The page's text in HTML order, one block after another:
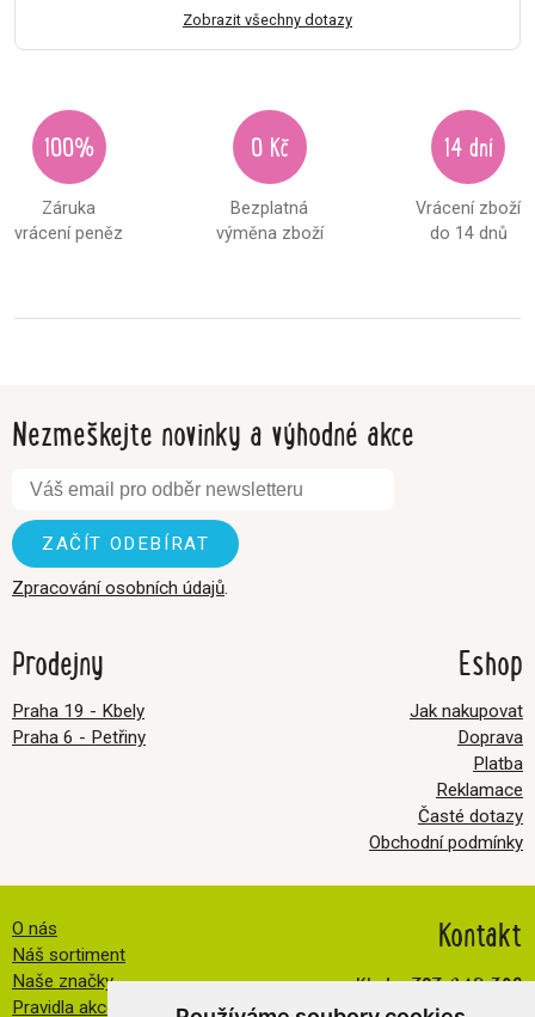
Zobrazit všechny dotazy
100%
Záruka
vrácení peněz
0 Kč
Bezplatná
výměna zboží
14 dní
Vrácení zboží
do 14 dnů
Nezmeškejte novinky a výhodné akce
Zpracování osobních údajů.
Prodejny
Praha 19 - Kbely
Praha 6 - Petřiny
Kontakt
Kbely:727 840 369
Eshop
Jak nakupovat
Doprava
Platba
Reklamace
Časté dotazy
Obchodní podmínky
O nás
Náš sortiment
Naše značky
Pravidla akce FB